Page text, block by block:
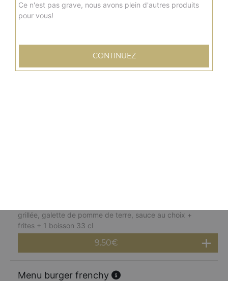
8.50€
au choix + frites + 1 boisson 33 cl
grillée, galette de pomme de terre, sauce au choix +
frites + 1 boisson 33 cl
9.50€
Menu burger frenchy
Ce n'est pas grave, nous avons plein d'autres produits
pour vous!
CONTINUEZ